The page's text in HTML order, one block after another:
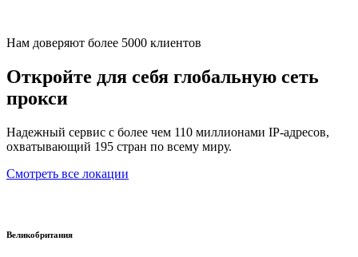
Нам доверяют более 5000 клиентов
Откройте для себя глобальную сеть
прокси
Надежный сервис с более чем 110 миллионами IP-адресов,
охватывающий 195 стран по всему миру.
Смотреть все локации
Великобритания